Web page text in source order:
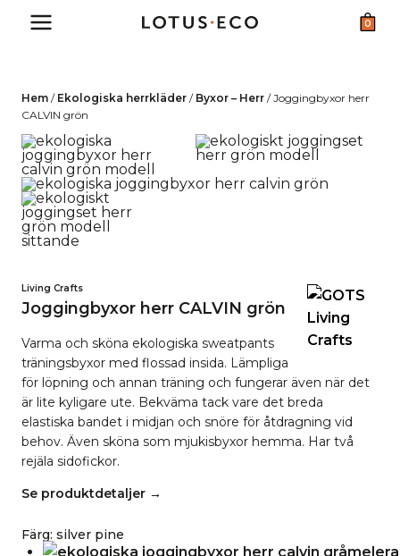
0
Hem / Ekologiska herrkläder / Byxor – Herr /Joggingbyxor herr
CALVIN grön
Living Crafts
Joggingbyxor herr CALVIN grön
Varma och sköna ekologiska sweatpants
träningsbyxor med flossad insida. Lämpliga
för löpning och annan träning och fungerar även när det
är lite kyligare ute. Bekväma tack vare det breda
elastiska bandet i midjan och snöre för åtdragning vid
behov. Även sköna som mjukisbyxor hemma. Har två
rejäla sidofickor.
Se produktdetaljer →
Färg: silver pine